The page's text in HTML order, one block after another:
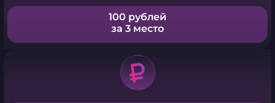
100 рублей
за 3 место